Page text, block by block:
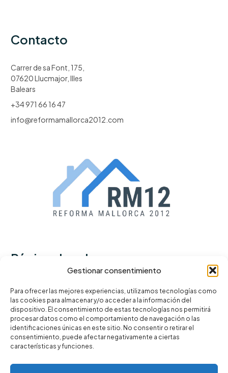
Gestionar consentimiento
Para ofrecer las mejores experiencias, utilizamos tecnologías como
las cookies para almacenar y/o acceder a la información del
dispositivo. El consentimiento de estas tecnologías nos permitirá
procesar datos como el comportamiento de navegación o las
identificaciones únicas en este sitio. No consentir o retirar el
consentimiento, puede afectar negativamente a ciertas
características y funciones.
Contacto
Carrer de sa Font, 175,
07620 Llucmajor, Illes
Balears
+34 971 66 16 47
info@reformamallorca2012.com
Páginas legales
Política de privacidad
Términos y condiciones
Política de cookies